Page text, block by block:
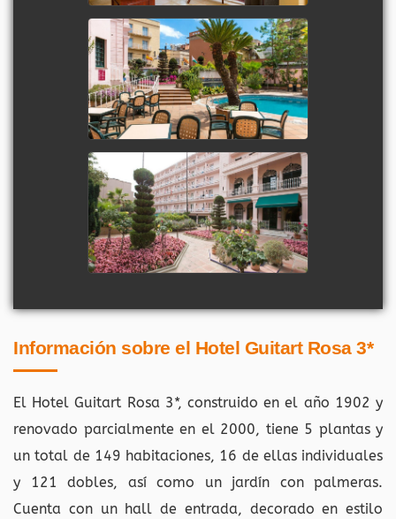
Información sobre el Hotel Guitart Rosa 3*
El Hotel Guitart Rosa 3*, construido en el año 1902 y
renovado parcialmente en el 2000, tiene 5 plantas y
un total de 149 habitaciones, 16 de ellas individuales
y 121 dobles, así como un jardín con palmeras.
Cuenta con un hall de entrada, decorado en estilo